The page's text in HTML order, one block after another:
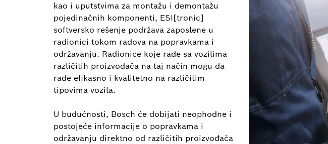
kao i uputstvima za montažu i demontažu
pojedinačnih komponenti, ESI[tronic]
softversko rešenje podržava zaposlene u
radionici tokom radova na popravkama i
održavanju. Radionice koje rade sa vozilima
različitih proizvođača na taj način mogu da
rade efikasno i kvalitetno na različitim
tipovima vozila.
U budućnosti, Bosch će dobijati neophodne i
postojeće informacije o popravkama i
održavanju direktno od različitih proizvođača